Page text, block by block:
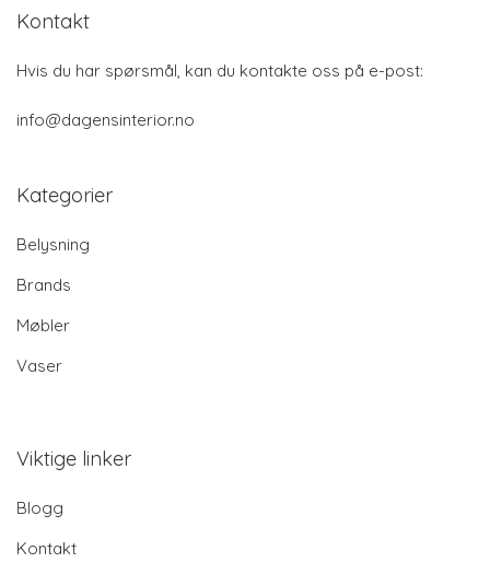
Kontakt
Hvis du har spørsmål, kan du kontakte oss på e-post:
info@dagensinterior.no
Kategorier
Belysning
Brands
Møbler
Vaser
Viktige linker
Blogg
Kontakt